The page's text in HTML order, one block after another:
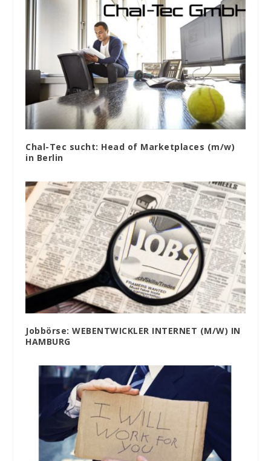
Chal-Tec sucht: Head of Marketplaces (m/w)
in Berlin
Jobbörse: WEBENTWICKLER INTERNET (M/W) IN
HAMBURG